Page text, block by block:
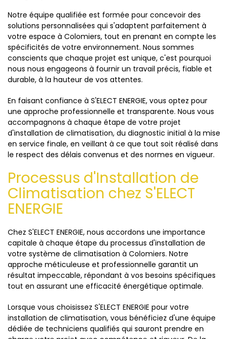
Notre équipe qualifiée est formée pour concevoir des
solutions personnalisées qui s'adaptent parfaitement à
votre espace à Colomiers, tout en prenant en compte les
spécificités de votre environnement. Nous sommes
conscients que chaque projet est unique, c'est pourquoi
nous nous engageons à fournir un travail précis, fiable et
durable, à la hauteur de vos attentes.
En faisant confiance à S'ELECT ENERGIE, vous optez pour
une approche professionnelle et transparente. Nous vous
accompagnons à chaque étape de votre projet
d'installation de climatisation, du diagnostic initial à la mise
en service finale, en veillant à ce que tout soit réalisé dans
le respect des délais convenus et des normes en vigueur.
Processus d'Installation de
Climatisation chez S'ELECT
ENERGIE
Chez S'ELECT ENERGIE, nous accordons une importance
capitale à chaque étape du processus d'installation de
votre système de climatisation à Colomiers. Notre
approche méticuleuse et professionnelle garantit un
résultat impeccable, répondant à vos besoins spécifiques
tout en assurant une efficacité énergétique optimale.
Lorsque vous choisissez S'ELECT ENERGIE pour votre
installation de climatisation, vous bénéficiez d'une équipe
dédiée de techniciens qualifiés qui sauront prendre en